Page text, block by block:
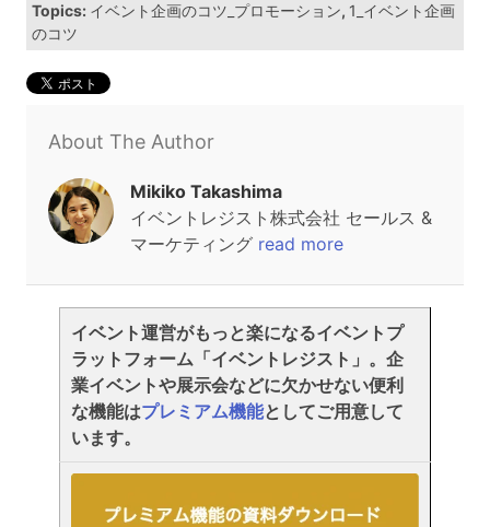
Topics: イベント企画のコツ_プロモーション, 1_イベント企画
のコツ
About The Author
Mikiko Takashima
イベントレジスト株式会社 セールス &
マーケティング read more
イベント運営がもっと楽になるイベントプ
ラットフォーム「イベントレジスト」。企
業イベントや展示会などに欠かせない便利
な機能はプレミアム機能としてご用意して
います。